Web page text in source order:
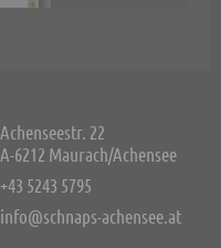
Achenseestr. 22
A-6212 Maurach/Achensee
+43 5243 5795
info@schnaps-achensee.at